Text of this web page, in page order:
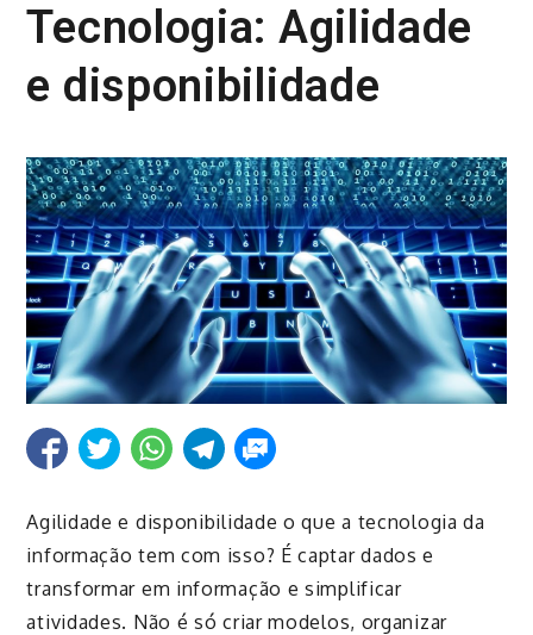
Tecnologia: Agilidade
e disponibilidade
Agilidade e disponibilidade o que a tecnologia da
informação tem com isso? É captar dados e
transformar em informação e simplificar
atividades. Não é só criar modelos, organizar